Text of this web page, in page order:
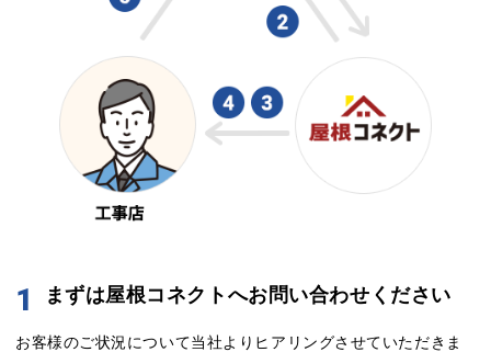
1 まずは屋根コネクトへお問い合わせください
お客様のご状況について当社よりヒアリングさせていただきま